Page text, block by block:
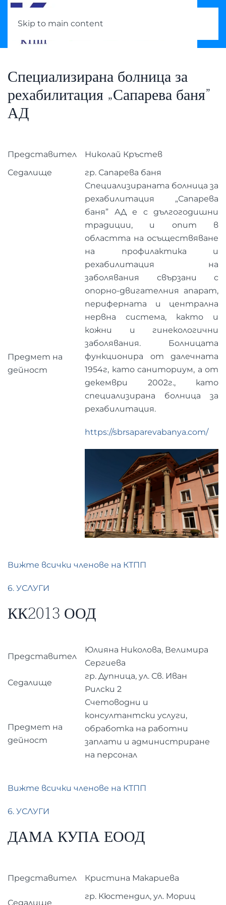
Skip to main content
Специализирана болница за
рехабилитация „Сапарева баня”
АД
Представител
Николай Кръстев
Седалище
гр. Сапарева баня
Предмет на
дейност
Специализираната болница за
рехабилитация „Сапарева
баня” АД е с дългогодишни
традиции, и опит в
областта на осъществяване
на профилактика и
рехабилитация на
заболявания свързани с
опорно-двигателния апарат,
периферната и централна
нервна система, както и
кожни и гинекологични
заболявания. Болницата
функционира от далечната
1954г, като саниториум, а от
декември 2002г., като
специализирана болница за
рехабилитация.
https://sbrsaparevabanya.com/
Вижте всички членове на КТПП
6. УСЛУГИ
КК2013 ООД
Представител
Юлияна Николова, Велимира
Сергиева
Седалище
гр. Дупница, ул. Св. Иван
Рилски 2
Предмет на
дейност
Счетоводни и
консултантски услуги,
обработка на работни
заплати и администриране
на персонал
Вижте всички членове на КТПП
6. УСЛУГИ
ДАМА КУПА ЕООД
Представител Кристина Макариева
Седалище
гр. Кюстендил, ул. Мориц